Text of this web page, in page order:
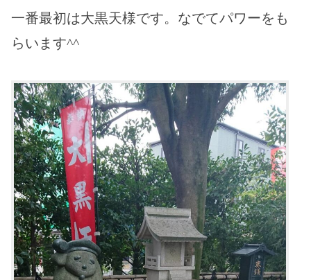
一番最初は大黒天様です。なでてパワーをも
らいます^^